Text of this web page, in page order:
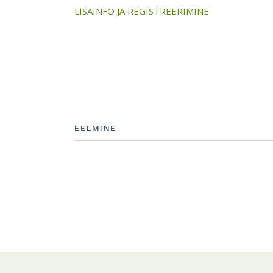
LISAINFO JA REGISTREERIMINE
EELMINE